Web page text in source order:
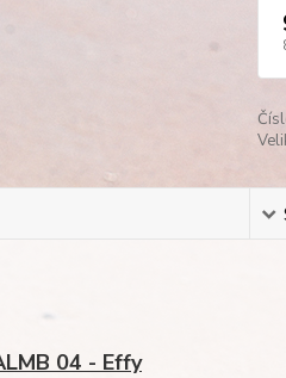
04 - Effy